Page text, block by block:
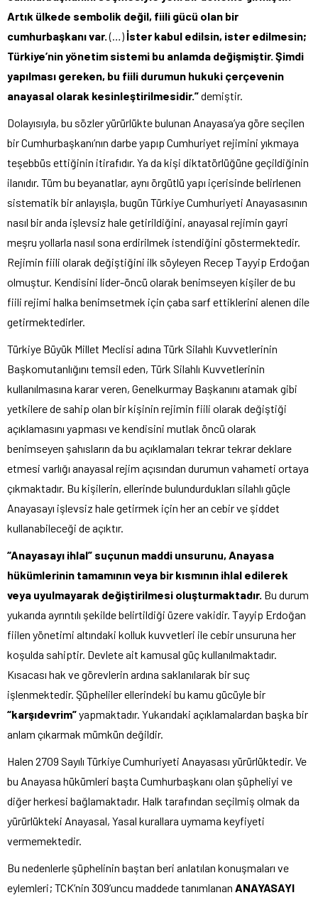
Artık ülkede sembolik değil, fiili gücü olan bir
cumhurbaşkanı var.(…)İster kabul edilsin, ister edilmesin;
Türkiye’nin yönetim sistemi bu anlamda değişmiştir. Şimdi
yapılması gereken, bu fiili durumun hukuki çerçevenin
anayasal olarak kesinleştirilmesidir.”demiştir.
Dolayısıyla, bu sözler yürürlükte bulunan Anayasa’ya göre seçilen
bir Cumhurbaşkanı’nın darbe yapıp Cumhuriyet rejimini yıkmaya
teşebbüs ettiğinin itirafıdır. Ya da kişi diktatörlüğüne geçildiğinin
ilanıdır. Tüm bu beyanatlar, aynı örgütlü yapı içerisinde belirlenen
sistematik bir anlayışla, bugün Türkiye Cumhuriyeti Anayasasının
nasıl bir anda işlevsiz hale getirildiğini, anayasal rejimin gayri
meşru yollarla nasıl sona erdirilmek istendiğini göstermektedir.
Rejimin fiili olarak değiştiğini ilk söyleyen Recep Tayyip Erdoğan
olmuştur. Kendisini lider-öncü olarak benimseyen kişiler de bu
fiili rejimi halka benimsetmek için çaba sarf ettiklerini alenen dile
getirmektedirler.
Türkiye Büyük Millet Meclisi adına Türk Silahlı Kuvvetlerinin
Başkomutanlığını temsil eden, Türk Silahlı Kuvvetlerinin
kullanılmasına karar veren, Genelkurmay Başkanını atamak gibi
yetkilere de sahip olan bir kişinin rejimin fiili olarak değiştiği
açıklamasını yapması ve kendisini mutlak öncü olarak
benimseyen şahısların da bu açıklamaları tekrar tekrar deklare
etmesi varlığı anayasal rejim açısından durumun vahameti ortaya
çıkmaktadır. Bu kişilerin, ellerinde bulundurdukları silahlı güçle
Anayasayı işlevsiz hale getirmek için her an cebir ve şiddet
kullanabileceği de açıktır.
“Anayasayı ihlal” suçunun maddi unsurunu, Anayasa
hükümlerinin tamamının veya bir kısmının ihlal edilerek
veya uyulmayarak değiştirilmesi oluşturmaktadır. Bu durum
yukarıda ayrıntılı şekilde belirtildiği üzere vakidir. Tayyip Erdoğan
fiilen yönetimi altındaki kolluk kuvvetleri ile cebir unsuruna her
koşulda sahiptir. Devlete ait kamusal güç kullanılmaktadır.
Kısacası hak ve görevlerin ardına saklanılarak bir suç
işlenmektedir. Şüpheliler ellerindeki bu kamu gücüyle bir
“karşıdevrim”yapmaktadır. Yukarıdaki açıklamalardan başka bir
anlam çıkarmak mümkün değildir.
Halen 2709 Sayılı Türkiye Cumhuriyeti Anayasası yürürlüktedir. Ve
bu Anayasa hükümleri başta Cumhurbaşkanı olan şüpheliyi ve
diğer herkesi bağlamaktadır. Halk tarafından seçilmiş olmak da
yürürlükteki Anayasal, Yasal kurallara uymama keyfiyeti
vermemektedir.
Bu nedenlerle şüphelinin baştan beri anlatılan konuşmaları ve
eylemleri; TCK’nin 309’uncu maddede tanımlanan ANAYASAYI